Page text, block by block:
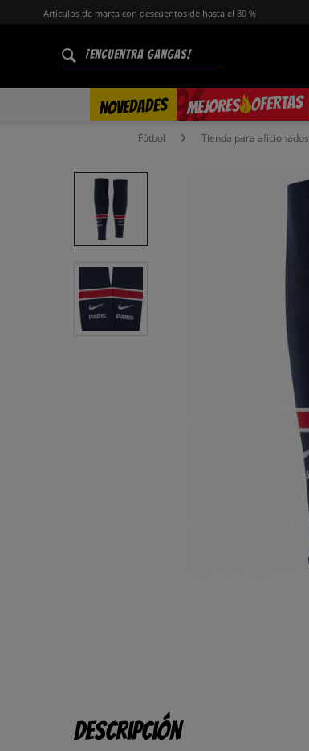
Artículos de marca con descuentos de hasta el 80 %
NOVEDADES MEJORES OFERTAS
%
Fútbol Tienda para aficionados
Descripción